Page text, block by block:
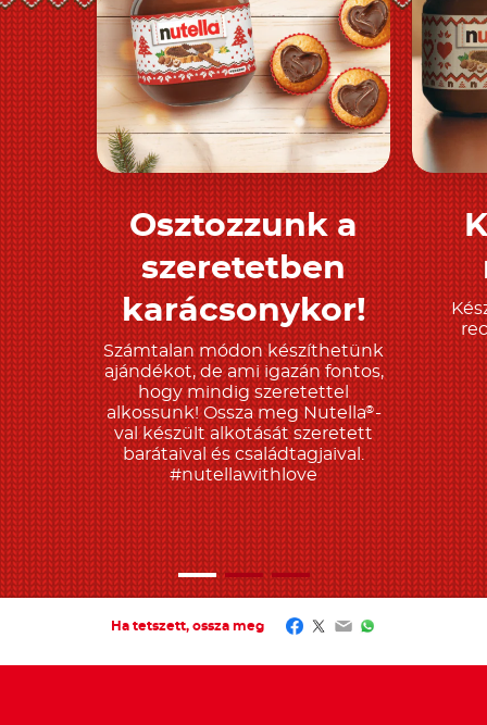
Tudjon meg többet
Osztozzunk a
szeretetben
karácsonykor!
Számtalan módon készíthetünk
ajándékot, de ami igazán fontos,
hogy mindig szeretettel
alkossunk! Ossza meg Nutella®-
val készült alkotását szeretett
barátaival és családtagjaival.
#nutellawithlove
Ha tetszett, ossza meg Facebook
Twitter
EmailWhatsApp